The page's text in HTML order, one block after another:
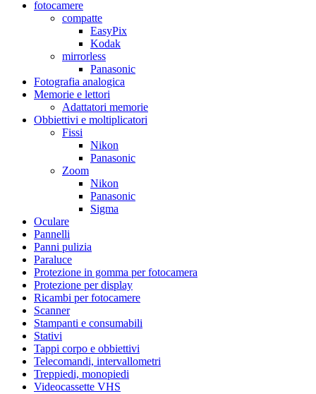
fotocamere
compatte
EasyPix
Kodak
mirrorless
Panasonic
Fotografia analogica
Memorie e lettori
Adattatori memorie
Obbiettivi e moltiplicatori
Fissi
Nikon
Panasonic
Zoom
Nikon
Panasonic
Sigma
Oculare
Pannelli
Panni pulizia
Paraluce
Protezione in gomma per fotocamera
Protezione per display
Ricambi per fotocamere
Scanner
Stampanti e consumabili
Stativi
Tappi corpo e obbiettivi
Telecomandi, intervallometri
Treppiedi, monopiedi
Videocassette VHS